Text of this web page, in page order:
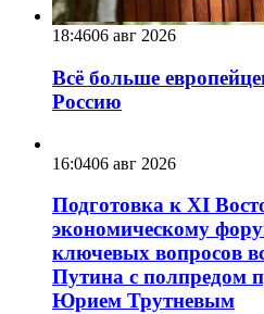
18:4606 авг 2026
Всё больше
Россию
16:0406 авг 2026
Подготовка к XI
экономическому
ключевых вопросов
Путина с полпредом
Юрием Трутневым